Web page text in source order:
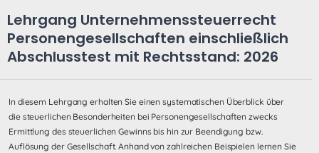
Lehrgang Unternehmenssteuerrecht
Personengesellschaften einschließlich
Abschlusstest mit Rechtsstand: 2026
In diesem Lehrgang erhalten Sie einen systematischen Überblick über
die steuerlichen Besonderheiten bei Personengesellschaften zwecks
Ermittlung des steuerlichen Gewinns bis hin zur Beendigung bzw.
Auflösung der Gesellschaft. Anhand von zahlreichen Beispielen lernen Sie